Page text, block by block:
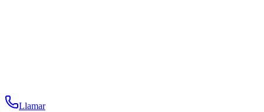
Llamar